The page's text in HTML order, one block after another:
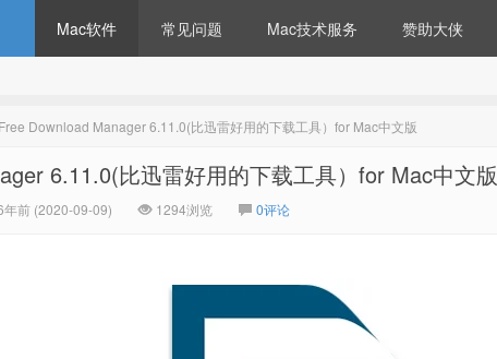
Mac软件 常见问题 Mac技术服务 赞助大侠
Free Download Manager 6.11.0(比迅雷好用的下载工具）for Mac中文版
6.11.0(比迅雷好用的下载工具）for Mac中文版
年前 (2020-09-09) 1294浏览 0评论